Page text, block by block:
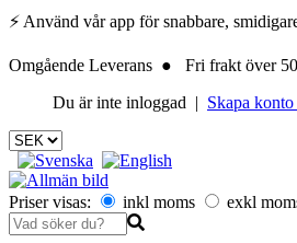
⚡ Använd vår app för snabbare,
Omgående Leverans ● Fri frakt
Du är inte inloggad | Skapa konto
Priser visas: inkl moms exkl